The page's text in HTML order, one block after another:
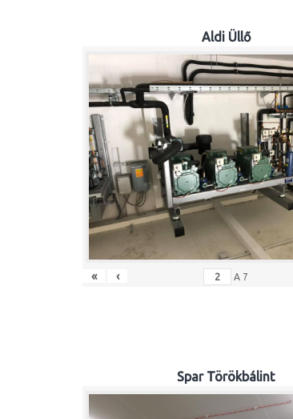
Aldi Üllő
« ‹ A 7
Spar Törökbálint